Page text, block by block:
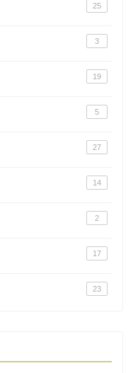
25
3
19
5
27
14
2
17
23